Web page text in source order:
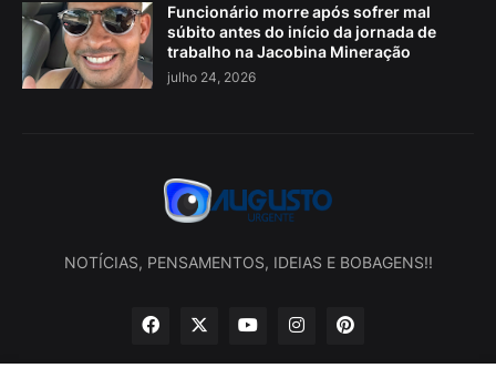
Funcionário morre após sofrer mal
súbito antes do início da jornada de
trabalho na Jacobina Mineração
julho 24, 2026
NOTÍCIAS, PENSAMENTOS, IDEIAS E BOBAGENS!!